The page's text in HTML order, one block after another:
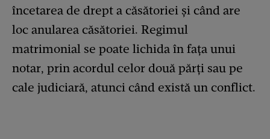
încetarea de drept a căsătoriei și când are
loc anularea căsătoriei. Regimul
matrimonial se poate lichida în fața unui
notar, prin acordul celor două părți sau pe
cale judiciară, atunci când există un conflict.